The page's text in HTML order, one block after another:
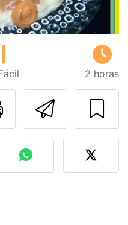
2 horas
Imprima
com o autor